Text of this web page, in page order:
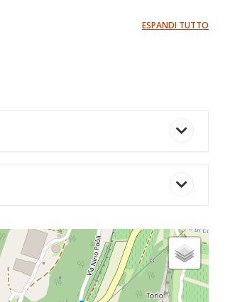
ESPANDI TUTTO